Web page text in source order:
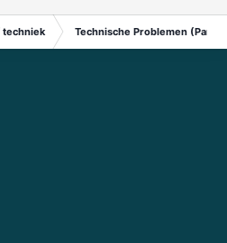
techniek Technische Problemen